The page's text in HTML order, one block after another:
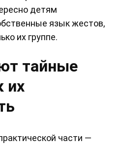
детям
язык жестов,
их группе.
тайные
их
части —